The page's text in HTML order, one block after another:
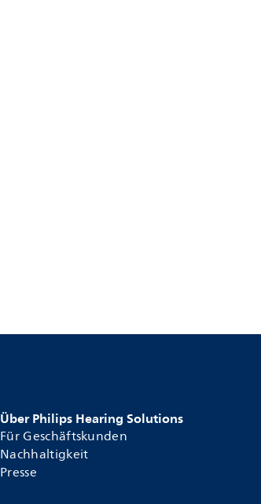
Über Philips Hearing Solutions
Für Geschäftskunden
Nachhaltigkeit
Presse